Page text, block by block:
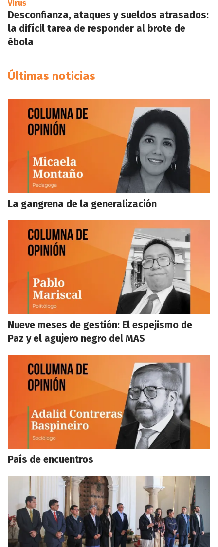
Virus
Desconfianza, ataques y sueldos atrasados:
la difícil tarea de responder al brote de
ébola
Últimas noticias
La gangrena de la generalización
Nueve meses de gestión: El espejismo de
Paz y el agujero negro del MAS
País de encuentros